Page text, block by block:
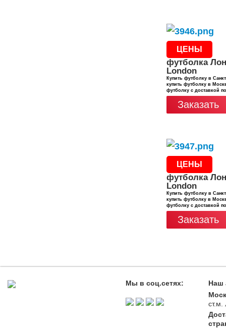
ЦЕНЫ
футболка
London
Купить футболку в
купить футболку в
футболку с доставкой
Заказать
ЦЕНЫ
футболка
London
Купить футболку в
купить футболку в
футболку с доставкой
Заказать
Мы в соц.сетях:
Наш
ст.м.